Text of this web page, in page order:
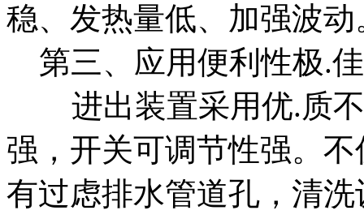
稳、发热量低、加强波动
第三、应用便利性极.
进出装置采用优.质不
强，开关可调节性强。
有过虑排水管道孔，清